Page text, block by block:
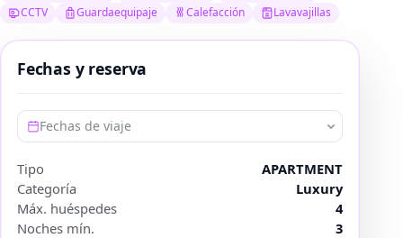
CCTV Guardaequipaje Calefacción Lavavajillas
Fechas y reserva
Fechas de viaje
Tipo
APARTMENT
Categoría
Luxury
Máx. huéspedes
4
Noches mín.
3